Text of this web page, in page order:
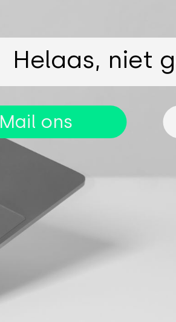
Helaas, niet
Mail ons